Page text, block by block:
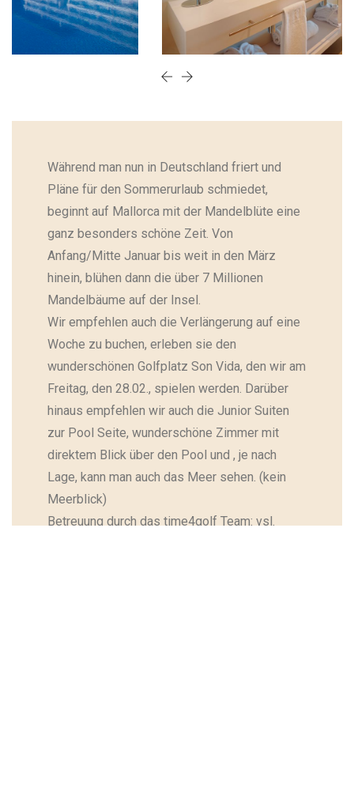
Während man nun in Deutschland friert und
Pläne für den Sommerurlaub schmiedet,
beginnt auf Mallorca mit der Mandelblüte eine
ganz besonders schöne Zeit. Von
Anfang/Mitte Januar bis weit in den März
hinein, blühen dann die über 7 Millionen
Mandelbäume auf der Insel.
Wir empfehlen auch die Verlängerung auf eine
Woche zu buchen, erleben sie den
wunderschönen Golfplatz Son Vida, den wir am
Freitag, den 28.02., spielen werden. Darüber
hinaus empfehlen wir auch die Junior Suiten
zur Pool Seite, wunderschöne Zimmer mit
direktem Blick über den Pool und , je nach
Lage, kann man auch das Meer sehen. (kein
Meerblick)
Betreuung durch das time4golf Team: vsl.